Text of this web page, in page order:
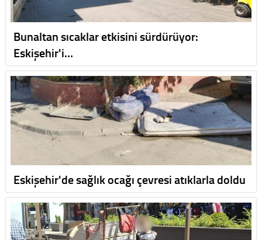
Bunaltan sıcaklar etkisini sürdürüyor:
Eskişehir'i…
Eskişehir'de sağlık ocağı çevresi atıklarla doldu